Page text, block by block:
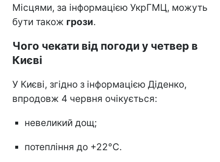
Місцями, за інформацією УкрГМЦ, можуть
бути також грози.
Чого чекати від погоди у четвер в
Києві
У Києві, згідно з інформацією Діденко,
впродовж 4 червня очікується:
невеликий дощ;
потепління до +22°С.